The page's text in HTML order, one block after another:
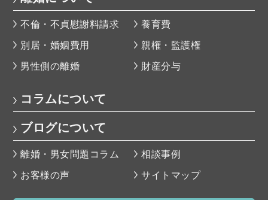
不倫・不貞慰謝料請求
養育費
別居・婚姻費用
親権・監護権
男性側の離婚
財産分与
コラムについて
ブログについて
離婚・男女問題コラム
相談事例
お客様の声
サイトマップ